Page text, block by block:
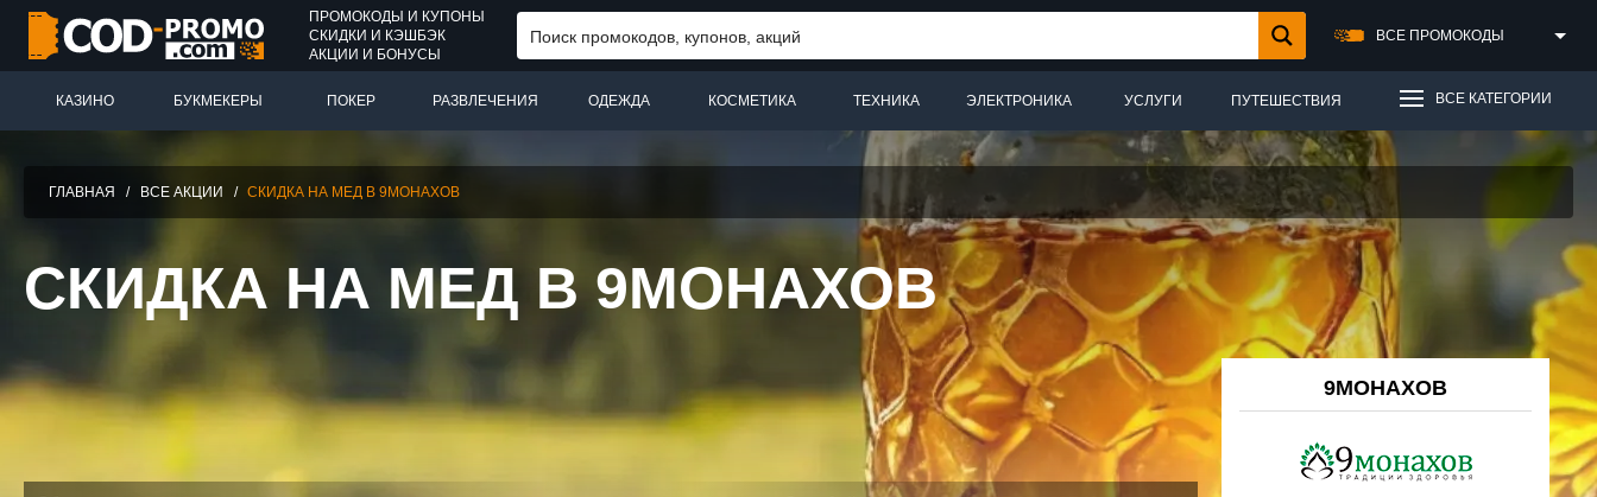
ПРОМОКОДЫ И КУПОНЫ
СКИДКИ И КЭШБЭК
АКЦИИ И БОНУСЫ
ВСЕ ПРОМОКОДЫ
ВСЕ КАТЕГОРИИ
КАЗИНО БУКМЕКЕРЫ ПОКЕР РАЗВЛЕЧЕНИЯ ОДЕЖДА КОСМЕТИКА ТЕХНИКА ЭЛЕКТРОНИКА УСЛУГИ ПУТЕШЕСТВИЯ
ГЛАВНАЯ / ВСЕ АКЦИИ / СКИДКА НА МЕД В 9МОНАХОВ
СКИДКА НА МЕД В 9МОНАХОВ
9МОНАХОВ